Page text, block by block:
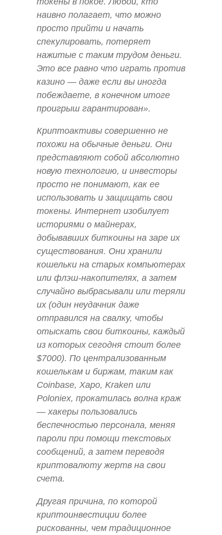
наивно полагает, что можно
просто прийти и начать
спекулировать, потеряет
нажитые с таким трудом деньги.
Это все равно что играть против
казино — даже если вы иногда
побеждаете, в конечном итоге
проигрыш гарантирован».
Криптоактивы совершенно не
похожи на обычные деньги. Они
представляют собой абсолютно
новую технологию, и инвесторы
просто не понимают, как ее
использовать и защищать свои
токены. Интернет изобилует
историями о майнерах,
добывавших биткоины на заре их
существования. Они хранили
кошельки на старых компьютерах
или флэш-накопителях, а затем
случайно выбрасывали или теряли
их (один неудачник даже
отправился на свалку, чтобы
отыскать свои биткоины, каждый
из которых сегодня стоит более
$7000). По централизованным
кошелькам и биржам, таким как
Coinbase, Xapo, Kraken или
Poloniex, прокатилась волна краж
— хакеры пользовались
беспечностью персонала, меняя
пароли при помощи текстовых
сообщений, а затем переводя
криптовалюту жертв на свои
счета.
Другая причина, по которой
криптоинвестиции более
рискованны, чем традиционное